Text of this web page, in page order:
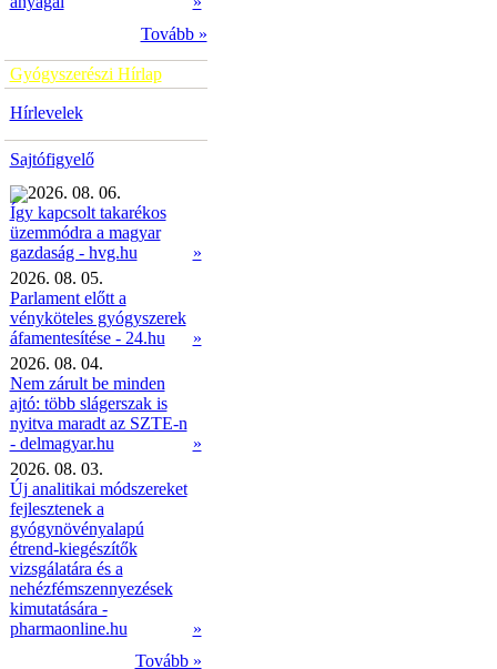
Tovább »
Gyógyszerészi Hírlap
Hírlevelek
Sajtófigyelő
2026. 08. 06.
Így kapcsolt takarékos
üzemmódra a magyar
gazdaság - hvg.hu
»
2026. 08. 05.
Parlament előtt a
vényköteles gyógyszerek
áfamentesítése - 24.hu
»
2026. 08. 04.
Nem zárult be minden
ajtó: több slágerszak is
nyitva maradt az SZTE-n
- delmagyar.hu
»
2026. 08. 03.
Új analitikai módszereket
fejlesztenek a
gyógynövényalapú
étrend-kiegészítők
vizsgálatára és a
nehézfémszennyezések
kimutatására -
pharmaonline.hu
»
Tovább »